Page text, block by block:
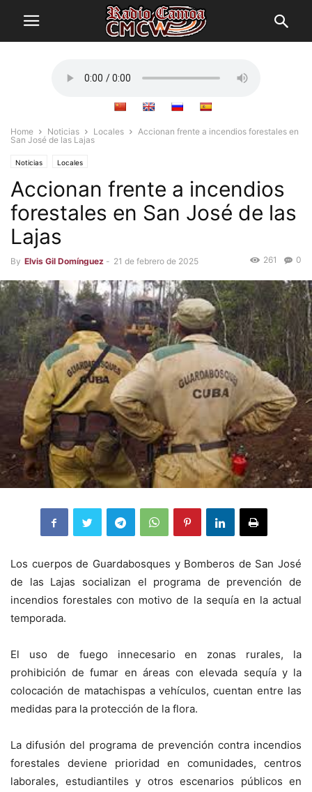
Home Noticias Locales
Accionan frente a incendios forestales en
San José de las Lajas
Noticias Locales
Accionan frente a incendios
forestales en San José de las
Lajas
By Elvis Gil Domínguez - 21 de febrero de 2025 0
261
Los cuerpos de Guardabosques y Bomberos de San José
de las Lajas socializan el programa de prevención de
incendios forestales con motivo de la sequía en la actual
temporada.
El uso de fuego innecesario en zonas rurales, la
prohibición de fumar en áreas con elevada sequía y la
colocación de matachispas a vehículos, cuentan entre las
medidas para la protección de la flora.
La difusión del programa de prevención contra incendios
forestales deviene prioridad en comunidades, centros
laborales, estudiantiles y otros escenarios públicos en